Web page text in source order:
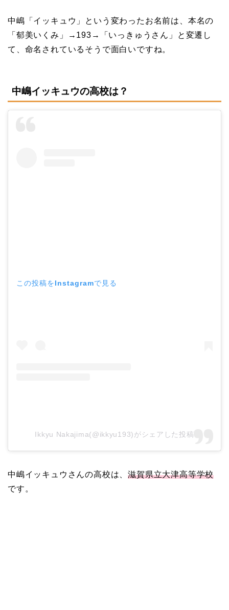
中嶋「イッキュウ」という変わったお名前は、本名の
「郁美いくみ」→193→「いっきゅうさん」と変遷し
て、命名されているそうで面白いですね。
中嶋イッキュウの高校は？
この投稿をInstagramで見る
Ikkyu Nakajima(@ikkyu193)がシェアした投稿
中嶋イッキュウさんの高校は、滋賀県立大津高等学校
です。